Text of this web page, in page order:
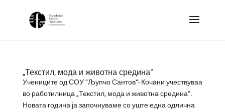
„Текстил, мода и животна средина“
Учениците од СОУ “Љупчо Сантов“- Кочани учествуваа
во работилница „Текстил, мода и животна средина“.
Новата година ја започнуваме со уште една одлична